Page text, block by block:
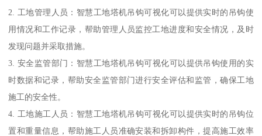
2. 工地管理人员：智慧工地塔机吊钩可视化可以提供实时的吊钩使
用情况和工作记录，帮助管理人员监控工地进度和安全情况，及时
发现问题并采取措施。
3. 安全监管部门：智慧工地塔机吊钩可视化可以提供吊钩使用的实
时数据和记录，帮助安全监管部门进行安全评估和监管，确保工地
施工的安全性。
4. 工地施工人员：智慧工地塔机吊钩可视化可以提供实时的吊钩位
置和重量信息，帮助施工人员准确安装和拆卸构件，提高施工效率